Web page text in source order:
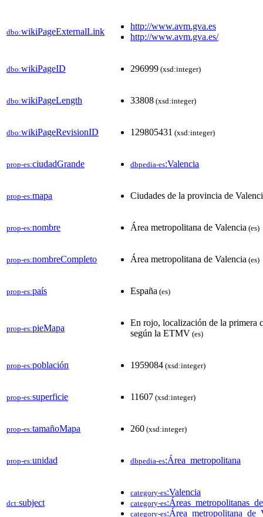
dbo:wikiPageExternalLink
http://www.avm.gva.es
http://www.avm.gva.es/
dbo:wikiPageID 296999 (xsd:integer)
dbo:wikiPageLength 33808 (xsd:integer)
dbo:wikiPageRevisionID 129805431 (xsd:integer)
prop-es:ciudadGrande dbpedia-es:Valencia
prop-es:mapa Ciudades de la provincia de
prop-es:nombre Área metropolitana de Valencia (es)
prop-es:nombreCompleto Área metropolitana de Valencia (es)
prop-es:país España (es)
prop-es:pieMapa
En rojo, localización de la primera
según la ETMV (es)
prop-es:población 1959084 (xsd:integer)
prop-es:superficie 11607 (xsd:integer)
prop-es:tamañoMapa 260 (xsd:integer)
prop-es:unidad dbpedia-es:Área_metropolitana
dct:subject
category-es:Valencia
category-es
category-es